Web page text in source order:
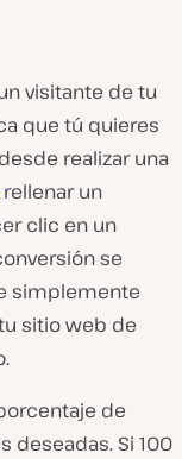
visitante de tu
que tú quieres
realizar una
rellenar un
clic en un
se
simplemente
sitio web de
de
deseadas. Si 100